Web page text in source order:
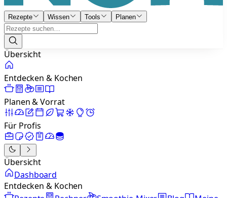
Rezepte Wissen Tools Planen
Übersicht
Entdecken & Kochen
Planen & Vorrat
Für Profis
Übersicht
Dashboard
Entdecken & Kochen